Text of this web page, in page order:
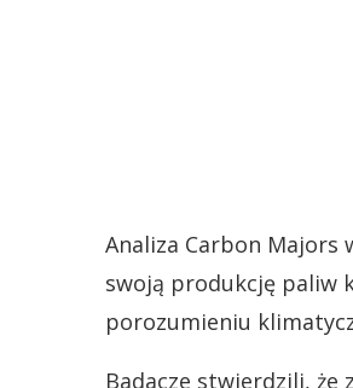
Analiza Carbon Majors
swoją produkcję paliw
porozumieniu
Badacze stwierdzili, że